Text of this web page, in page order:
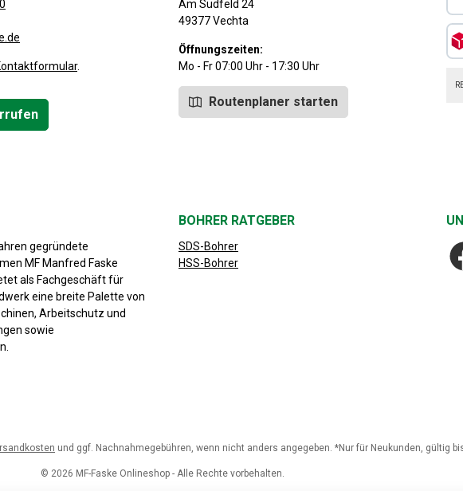
.
Am Südfeld 24
49377 Vechta
Öffnungszeiten:
Mo - Fr 07:00 Uhr - 17:30 Uhr
Routenplaner starten
gegründete
MF Manfred Faske
als Fachgeschäft für
eine breite Palette von
Arbeitschutz und
sowie
BOHRER RATGEBER
SDS-Bohrer
HSS-Bohrer
und ggf. Nachnahmegebühren, wenn nicht anders angegeben. *Nur für Neukunden, gültig
© 2026 MF-Faske Onlineshop - Alle Rechte vorbehalten.